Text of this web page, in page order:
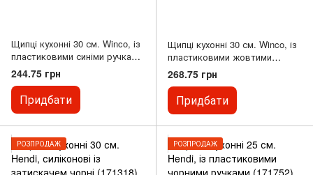
Щипці кухонні 30 см. Winco, із
пластиковими синіми ручками
(59818)
244.75 грн
Придбати
Щипці кухонні 30 см. Winco, із
пластиковими жовтими
ручками (59817)
268.75 грн
Придбати
РОЗПРОДАЖ РОЗПРОДАЖ